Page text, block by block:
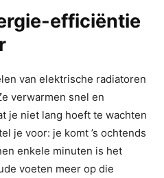
efficiëntie
van elektrische radiatoren
verwarmen snel en
je niet lang hoeft te wachten
je voor: je komt ’s ochtends
enkele minuten is het
voeten meer op die